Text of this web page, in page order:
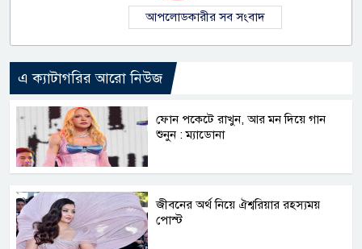
আপলোডকারীর সব সংবাদ
এ ক্যাটাগরির আরো নিউজ
ফোন পকেটে রাখুন, আর মন দিয়ে গান
শুনুন : ম্যাডোনা
জীবনের অর্থ নিয়ে ঐশ্বরিয়ার রহস্যময়
পোস্ট